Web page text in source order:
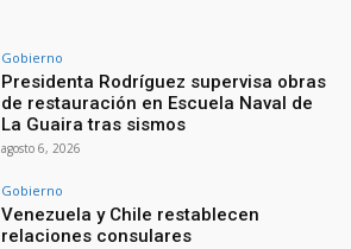
Gobierno
Presidenta Rodríguez supervisa obras
de restauración en Escuela Naval de
La Guaira tras sismos
agosto 6, 2026
Gobierno
Venezuela y Chile restablecen
relaciones consulares